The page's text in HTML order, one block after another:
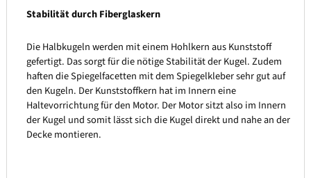
Stabilität durch Fiberglaskern
Die Halbkugeln werden mit einem Hohlkern aus Kunststoff
gefertigt. Das sorgt für die nötige Stabilität der Kugel. Zudem
haften die Spiegelfacetten mit dem Spiegelkleber sehr gut auf
den Kugeln. Der Kunststoffkern hat im Innern eine
Haltevorrichtung für den Motor. Der Motor sitzt also im Innern
der Kugel und somit lässt sich die Kugel direkt und nahe an der
Decke montieren.